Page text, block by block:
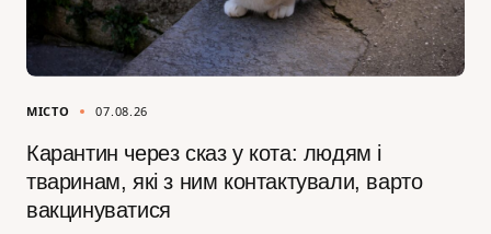
МІСТО 07.08.26
Карантин через сказ у кота: людям і
тваринам, які з ним контактували, варто
вакцинуватися